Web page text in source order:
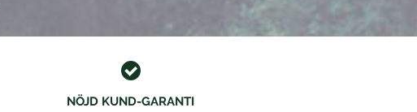
NÖJD KUND-GARANTI